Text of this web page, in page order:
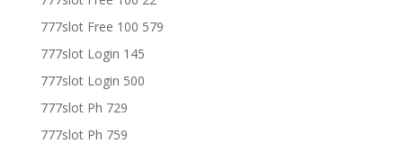
777slot Free 100 579
777slot Login 145
777slot Login 500
777slot Ph 729
777slot Ph 759